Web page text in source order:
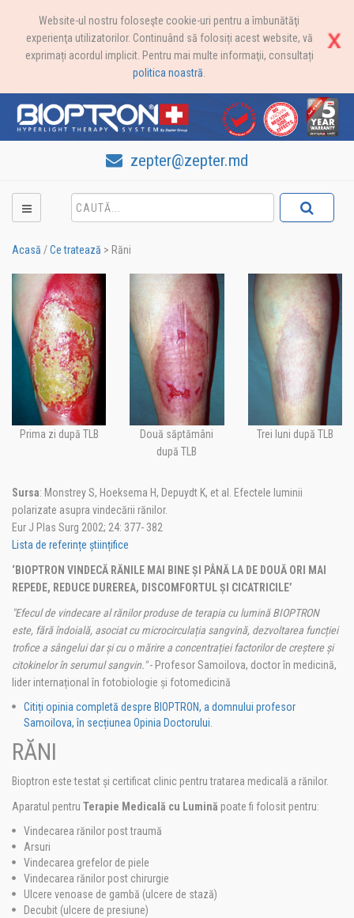
Website-ul nostru foloseşte cookie-uri pentru a îmbunătăţi
experienţa utilizatorilor. Continuând să folosiți acest website, vă
exprimați acordul implicit. Pentru mai multe informaţii, consultați
politica noastră
zepter@zepter.md
Acasă /Ce tratează > Răni
Prima zi după TLB
Două săptămâni
după TLB
Trei luni după TLB
Sursa: Monstrey S, Hoeksema H, Depuydt K, et al. Efectele luminii
polarizate asupra vindecării rănilor.
Eur J Plas Surg 2002; 24: 377- 382
Lista de referințe științifice
‘BIOPTRON VINDECĂ RĂNILE MAI BINE ȘI PÂNĂ LA DE DOUĂ ORI MAI
REPEDE, REDUCE DUREREA, DISCOMFORTUL ȘI CICATRICILE’
"Efecul de vindecare al rănilor produse de terapia cu lumină BIOPTRON
este, fără îndoială, asociat cu microcirculația sangvină, dezvoltarea funcției
trofice a sângelui dar și cu o mărire a concentrației factorilor de creștere și
citokinelor în serumul sangvin."- Profesor Samoilova, doctor în medicină,
lider internațional în fotobiologie și fotomedicină
Citiți opinia completă despre BIOPTRON, a domnului profesor
Samoilova, în secțiunea Opinia Doctorului.
RĂNI
Bioptron este testat și certificat clinic pentru tratarea medicală a rănilor.
Aparatul pentru Terapie Medicală cu Lumină poate fi folosit pentru:
Vindecarea rănilor post traumă
Arsuri
Vindecarea grefelor de piele
Vindecarea rănilor post chirurgie
Ulcere venoase de gambă (ulcere de stază)
Decubit (ulcere de presiune)